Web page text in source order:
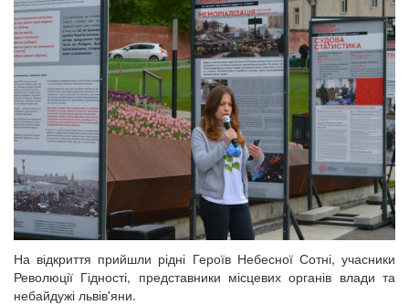
На відкриття прийшли рідні Героїв Небесної Сотні, учасники
Революції Гідності, представники місцевих органів влади та
небайдужі львів'яни.